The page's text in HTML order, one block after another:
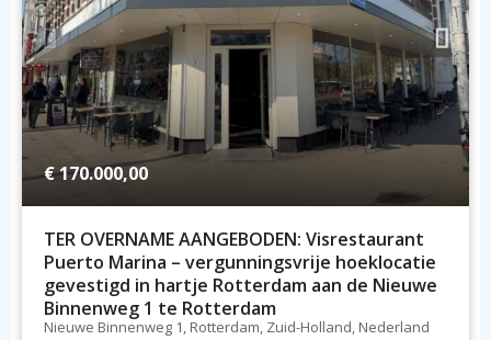
€ 170.000,00
TER OVERNAME AANGEBODEN: Visrestaurant
Puerto Marina – vergunningsvrije hoeklocatie
gevestigd in hartje Rotterdam aan de Nieuwe
Binnenweg 1 te Rotterdam
Nieuwe Binnenweg 1, Rotterdam, Zuid-Holland, Nederland